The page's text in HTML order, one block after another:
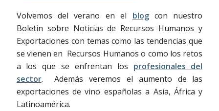
Volvemos del verano en el blogcon nuestro
Boletin sobre Noticias de Recursos Humanos y
Exportaciones con temas como las tendencias que
se vienen en Recursos Humanos o como los retos
a los que se enfrentan los profesionales del
sector. Además veremos el aumento de las
exportaciones de vino españolas a Asía, África y
Latinoamérica.